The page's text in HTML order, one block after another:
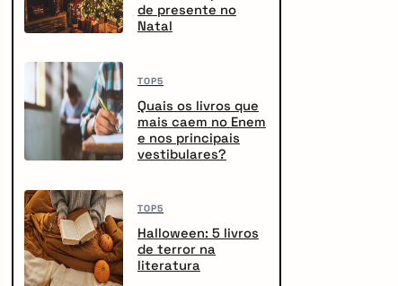
de presente no
Natal
TOP5
Quais os livros que
mais caem no Enem
e nos principais
vestibulares?
TOP5
Halloween: 5 livros
de terror na
literatura